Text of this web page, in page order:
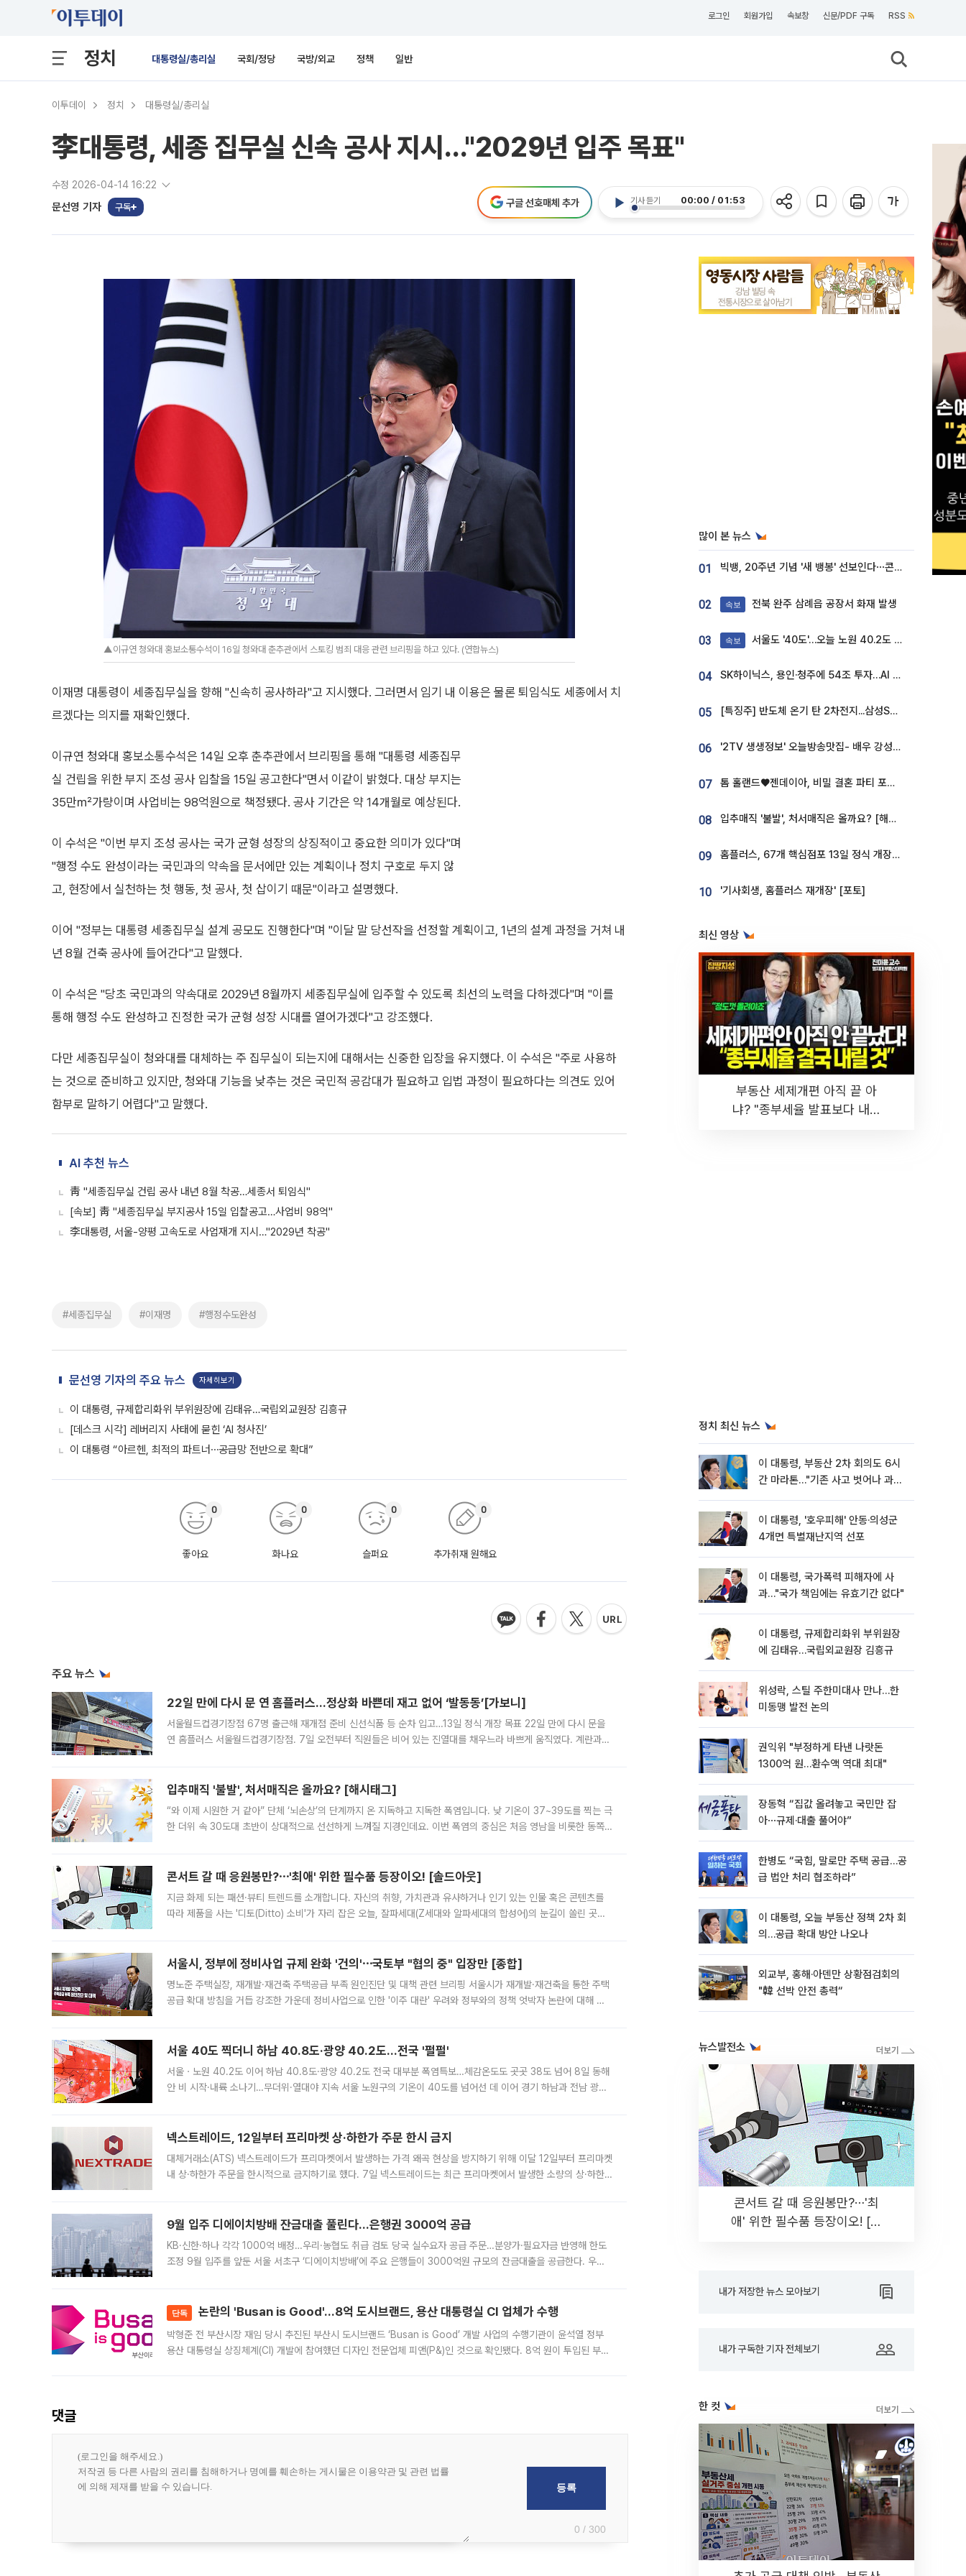
로그인 회원가입 속보창 신문/PDF 구독 RSS
정치 대통령실/총리실 국회/정당 국방/외교 정책 일반
이투데이 정치 대통령실/총리실
李대통령, 세종 집무실 신속 공사 지시…"2029년 입주 목표"
수정 2026-04-14 16:22
문선영 기자 구독
기사 듣기 00:00 / 01:53
구글 선호매체 추가
▲이규연 청와대 홍보소통수석이 16일 청와대 춘추관에서 스토킹 범죄 대응 관련 브리핑을 하고 있다. (연합뉴스)
이재명 대통령이 세종집무실을 향해 "신속히 공사하라"고 지시했다. 그러면서 임기 내 이용은 물론 퇴임식도 세종에서 치
르겠다는 의지를 재확인했다.
이규연 청와대 홍보소통수석은 14일 오후 춘추관에서 브리핑을 통해 "대통령 세종집무
실 건립을 위한 부지 조성 공사 입찰을 15일 공고한다"면서 이같이 밝혔다. 대상 부지는
35만㎡가량이며 사업비는 98억원으로 책정됐다. 공사 기간은 약 14개월로 예상된다.
이 수석은 "이번 부지 조성 공사는 국가 균형 성장의 상징적이고 중요한 의미가 있다"며
"행정 수도 완성이라는 국민과의 약속을 문서에만 있는 계획이나 정치 구호로 두지 않
고, 현장에서 실천하는 첫 행동, 첫 공사, 첫 삽이기 때문"이라고 설명했다.
이어 "정부는 대통령 세종집무실 설계 공모도 진행한다"며 "이달 말 당선작을 선정할 계획이고, 1년의 설계 과정을 거쳐 내
년 8월 건축 공사에 들어간다"고 말했다.
이 수석은 "당초 국민과의 약속대로 2029년 8월까지 세종집무실에 입주할 수 있도록 최선의 노력을 다하겠다"며 "이를
통해 행정 수도 완성하고 진정한 국가 균형 성장 시대를 열어가겠다"고 강조했다.
다만 세종집무실이 청와대를 대체하는 주 집무실이 되는지에 대해서는 신중한 입장을 유지했다. 이 수석은 "주로 사용하
는 것으로 준비하고 있지만, 청와대 기능을 낮추는 것은 국민적 공감대가 필요하고 입법 과정이 필요하다는 의견도 있어
함부로 말하기 어렵다"고 말했다.
AI 추천 뉴스
靑 "세종집무실 건립 공사 내년 8월 착공…세종서 퇴임식"
[속보] 靑 "세종집무실 부지공사 15일 입찰공고…사업비 98억"
李대통령, 서울-양평 고속도로 사업재개 지시…"2029년 착공"
#세종집무실 #이재명 #행정수도완성
문선영 기자의 주요 뉴스 자세히보기
이 대통령, 규제합리화위 부위원장에 김태유…국립외교원장 김흥규
[데스크 시각] 레버리지 사태에 묻힌 ‘AI 청사진’
이 대통령 “아르헨, 최적의 파트너⋯공급망 전반으로 확대”
좋아요
0
화나요
0
슬퍼요
0
추가취재 원해요
0
주요 뉴스
22일 만에 다시 문 연 홈플러스…정상화 바쁜데 재고 없어 ‘발동동’[가보니]
서울월드컵경기장점 67명 출근해 재개점 준비 신선식품 등 순차 입고…13일 정식 개장 목표 22일 만에 다시 문을
연 홈플러스 서울월드컵경기장점. 7일 오전부터 직원들은 비어 있는 진열대를 채우느라 바쁘게 움직였다. 계란과
입추매직 '불발', 처서매직은 올까요? [해시태그]
“와 이제 시원한 거 같아” 단체 ‘뇌손상’의 단계까지 온 지독하고 지독한 폭염입니다. 낮 기온이 37~39도를 찍는 극
한 더위 속 30도대 초반이 상대적으로 선선하게 느껴질 지경인데요. 이번 폭염의 중심은 처음 영남을 비롯한 동쪽
콘서트 갈 때 응원봉만?⋯'최애' 위한 필수품 등장이오! [솔드아웃]
지금 화제 되는 패션·뷰티 트렌드를 소개합니다. 자신의 취향, 가치관과 유사하거나 인기 있는 인물 혹은 콘텐츠를
따라 제품을 사는 '디토(Ditto) 소비'가 자리 잡은 오늘, 잘파세대(Z세대와 알파세대의 합성어)의 눈길이 쏠린 곳은
서울시, 정부에 정비사업 규제 완화 '건의'⋯국토부 "협의 중" 입장만 [종합]
명노준 주택실장, 재개발·재건축 주택공급 부족 원인진단 및 대책 관련 브리핑 서울시가 재개발·재건축을 통한 주택
공급 확대 방침을 거듭 강조한 가운데 정비사업으로 인한 '이주 대란' 우려와 정부와의 정책 엇박자 논란에 대해 정
서울 40도 찍더니 하남 40.8도·광양 40.2도…전국 '펄펄'
서울ㆍ노원 40.2도 이어 하남 40.8도·광양 40.2도 전국 대부분 폭염특보…체감온도도 곳곳 38도 넘어 8일 동해
안 비 시작·내륙 소나기…무더위·열대야 지속 서울 노원구의 기온이 40도를 넘어선 데 이어 경기 하남과 전남 광양
넥스트레이드, 12일부터 프리마켓 상·하한가 주문 한시 금지
대체거래소(ATS) 넥스트레이드가 프리마켓에서 발생하는 가격 왜곡 현상을 방지하기 위해 이달 12일부터 프리마켓
내 상·하한가 주문을 한시적으로 금지하기로 했다. 7일 넥스트레이드는 최근 프리마켓에서 발생한 소량의 상·하한
9월 입주 디에이치방배 잔금대출 풀린다…은행권 3000억 공급
KB·신한·하나 각각 1000억 배정…우리·농협도 취급 검토 당국 실수요자 공급 주문…분양가·필요자금 반영해 한도
조정 9월 입주를 앞둔 서울 서초구 ‘디에이치방배’에 주요 은행들이 3000억원 규모의 잔금대출을 공급한다. 우리
단독 논란의 'Busan is Good'…8억 도시브랜드, 용산 대통령실 CI 업체가 수행
박형준 전 부산시장 재임 당시 추진된 부산시 도시브랜드 ‘Busan is Good’ 개발 사업의 수행기관이 윤석열 정부
용산 대통령실 상징체계(CI) 개발에 참여했던 디자인 전문업체 피앤(P&)인 것으로 확인됐다. 8억 원이 투입된 부산
댓글
0 / 300
많이 본 뉴스
01 빅뱅, 20주년 기념 '새 뱅봉' 선보인다⋯콘서트 앞두고 팝업 개최
02 속보 전북 완주 삼례읍 공장서 화재 발생
03 속보 서울도 '40도'…오늘 노원 40.2도 기록
04 SK하이닉스, 용인·청주에 54조 투자…AI 메모리 생산기지 키운다
05 [특징주] 반도체 온기 탄 2차전지...삼성SDI, 장 초반 7% 넘게 껑충
06 '2TV 생생정보' 오늘방송맛집- 배우 강성진 단골! 쌀국수ㆍ푸팟퐁 커리 맛집 '블○○○'
07 톰 홀랜드♥젠데이아, 비밀 결혼 파티 포착⋯호텔 대관비만 9억
08 입추매직 '불발', 처서매직은 올까요? [해시태그]
09 홈플러스, 67개 핵심점포 13일 정식 개장…영업 재개 속도
10 '기사회생, 홈플러스 재개장' [포토]
최신 영상
부동산 세제개편 아직 끝 아
냐? "종부세율 발표보다 내릴
정치 최신 뉴스
이 대통령, 부동산 2차 회의도 6시
간 마라톤…"기존 사고 벗어나 과감
이 대통령, '호우피해' 안동·의성군
4개면 특별재난지역 선포
이 대통령, 국가폭력 피해자에 사
과…"국가 책임에는 유효기간 없다"
이 대통령, 규제합리화위 부위원장
에 김태유…국립외교원장 김흥규
위성락, 스틸 주한미대사 만나…한
미동맹 발전 논의
권익위 "부정하게 타낸 나랏돈
1300억 원…환수액 역대 최대"
장동혁 “집값 올려놓고 국민만 잡
아⋯규제·대출 풀어야”
한병도 “국힘, 말로만 주택 공급…공
급 법안 처리 협조하라”
이 대통령, 오늘 부동산 정책 2차 회
의…공급 확대 방안 나오나
외교부, 홍해·아덴만 상황점검회의
"韓 선박 안전 총력“
뉴스발전소
콘서트 갈 때 응원봉만?⋯'최
애' 위한 필수품 등장이오! [솔
내가 저장한 뉴스 모아보기
내가 구독한 기자 전체보기
한 컷